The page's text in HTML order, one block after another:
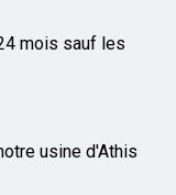
mois sauf les
usine d'Athis